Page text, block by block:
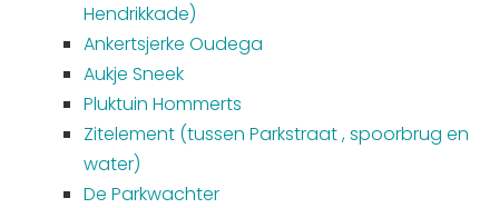
Hendrikkade)
Ankertsjerke Oudega
Aukje Sneek
Pluktuin Hommerts
Zitelement (tussen Parkstraat , spoorbrug en
water)
De Parkwachter